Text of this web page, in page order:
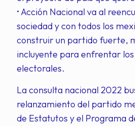
• Acción Nacional va al
sociedad y con todos los
construir un partido fuerte,
incluyente para enfrentar
electorales.
La consulta nacional 2022
relanzamiento del partido
de Estatutos y el Programa